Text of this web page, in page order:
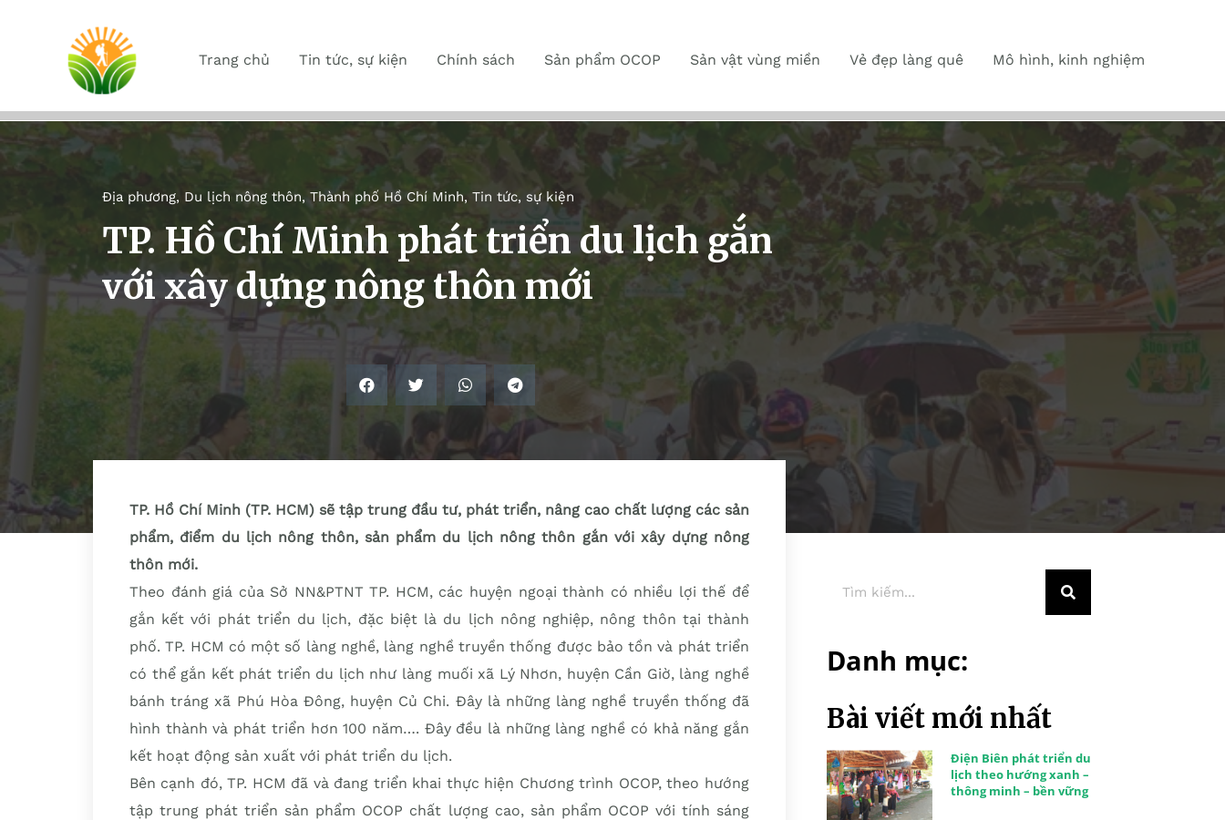
Trang chủ Tin tức, sự kiện Chính sách Sản phẩm OCOP Sản vật vùng miền Vẻ đẹp làng quê Mô hình, kinh nghiệm
Địa phương, Du lịch nông thôn, Thành phố Hồ Chí Minh, Tin tức, sự kiện
TP. Hồ Chí Minh phát triển du lịch gắn
với xây dựng nông thôn mới
TP. Hồ Chí Minh (TP. HCM) sẽ tập trung đầu tư, phát triển, nâng cao chất lượng các sản
phẩm, điểm du lịch nông thôn, sản phẩm du lịch nông thôn gắn với xây dựng nông
thôn mới.
Theo đánh giá của Sở NN&PTNT TP. HCM, các huyện ngoại thành có nhiều lợi thế để
gắn kết với phát triển du lịch, đặc biệt là du lịch nông nghiệp, nông thôn tại thành
phố. TP. HCM có một số làng nghề, làng nghề truyền thống được bảo tồn và phát triển
có thể gắn kết phát triển du lịch như làng muối xã Lý Nhơn, huyện Cần Giờ, làng nghề
bánh tráng xã Phú Hòa Đông, huyện Củ Chi. Đây là những làng nghề truyền thống đã
hình thành và phát triển hơn 100 năm…. Đây đều là những làng nghề có khả năng gắn
kết hoạt động sản xuất với phát triển du lịch.
Bên cạnh đó, TP. HCM đã và đang triển khai thực hiện Chương trình OCOP, theo hướng
tập trung phát triển sản phẩm OCOP chất lượng cao, sản phẩm OCOP với tính sáng
Danh mục:
Bài viết mới nhất
Điện Biên phát triển du
lịch theo hướng xanh –
thông minh – bền vững